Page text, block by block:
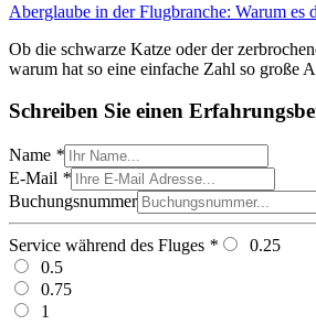
Aberglaube in der Flugbranche: Warum es
Ob die schwarze Katze oder der
warum hat so eine einfache Zahl so große
Schreiben Sie einen
Name *
E-Mail *
Buchungsnummer
Service während des Fluges *
0.25
0.5
0.75
1